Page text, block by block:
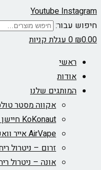
Youtube
עגלת קניות
שלנו
אקווה מסטר טולס Aqua Master tools
KoKonaut חיישן סביבתי
AirVape אייר וואפ – וופורייזר
זרום – ניטרול ריחות
אונה – ניטרול ריחות